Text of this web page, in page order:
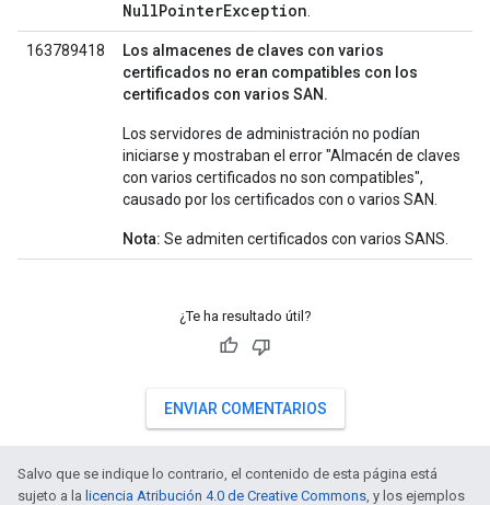
NullPointerException
163789418
Los almacenes de claves con varios
certificados no eran compatibles con los
certificados con varios SAN.
Los servidores de administración no podían
iniciarse y mostraban el error "Almacén de claves
con varios certificados no son compatibles",
causado por los certificados con o varios SAN.
Nota: Se admiten certificados con varios SANS.
¿Te ha resultado útil?
ENVIAR COMENTARIOS
Salvo que se indique lo contrario, el contenido de esta página está
sujeto a la licencia Atribución 4.0 de Creative Commons, y los ejemplos